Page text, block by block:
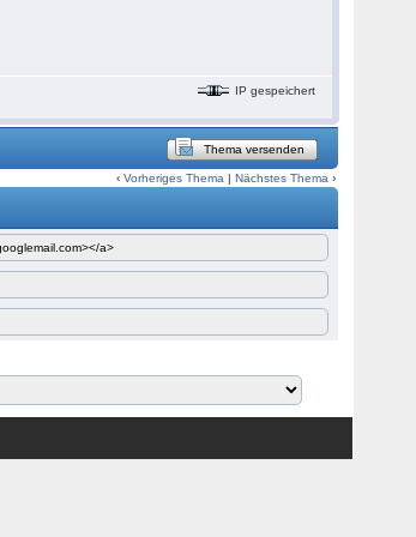
IP gespeichert
Thema versenden
‹Vorheriges Thema |Nächstes Thema ›